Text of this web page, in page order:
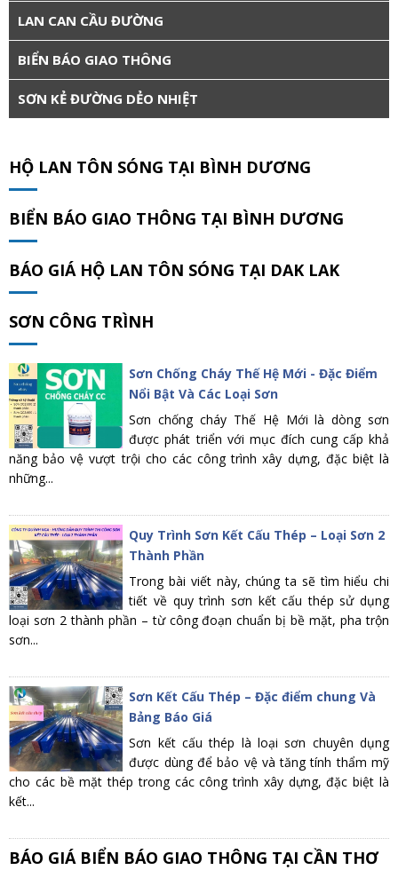
LAN CAN CẦU ĐƯỜNG
BIỂN BÁO GIAO THÔNG
SƠN KẺ ĐƯỜNG DẺO NHIỆT
HỘ LAN TÔN SÓNG TẠI BÌNH DƯƠNG
BIỂN BÁO GIAO THÔNG TẠI BÌNH DƯƠNG
BÁO GIÁ HỘ LAN TÔN SÓNG TẠI DAK LAK
SƠN CÔNG TRÌNH
Sơn Chống Cháy Thế Hệ Mới - Đặc Điểm
Nổi Bật Và Các Loại Sơn
Sơn chống cháy Thế Hệ Mới là dòng sơn
được phát triển với mục đích cung cấp khả
năng bảo vệ vượt trội cho các công trình xây dựng, đặc biệt là
những...
Quy Trình Sơn Kết Cấu Thép – Loại Sơn 2
Thành Phần
Trong bài viết này, chúng ta sẽ tìm hiểu chi
tiết về quy trình sơn kết cấu thép sử dụng
loại sơn 2 thành phần – từ công đoạn chuẩn bị bề mặt, pha trộn
sơn...
Sơn Kết Cấu Thép – Đặc điểm chung Và
Bảng Báo Giá
Sơn kết cấu thép là loại sơn chuyên dụng
được dùng để bảo vệ và tăng tính thẩm mỹ
cho các bề mặt thép trong các công trình xây dựng, đặc biệt là
kết...
BÁO GIÁ BIỂN BÁO GIAO THÔNG TẠI CẦN THƠ